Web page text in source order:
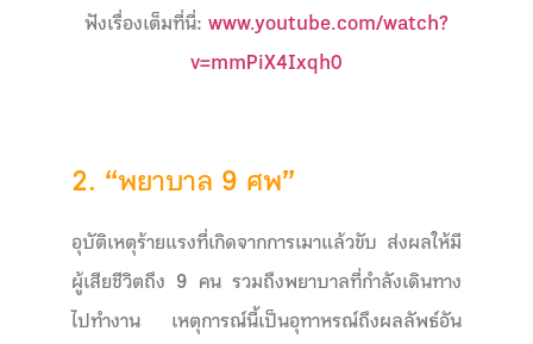
ฟังเรื่องเต็มที่นี่: www.youtube.com/watch?
v=mmPiX4Ixqh0
2. “พยาบาล 9 ศพ”
อุบัติเหตุร้ายแรงที่เกิดจากการเมาแล้วขับ ส่งผลให้มี
ผู้เสียชีวิตถึง 9 คน รวมถึงพยาบาลที่กำลังเดินทาง
ไปทำงาน เหตุการณ์นี้เป็นอุทาหรณ์ถึงผลลัพธ์อัน